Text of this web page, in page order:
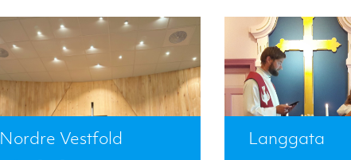
Nordre Vestfold Langgata